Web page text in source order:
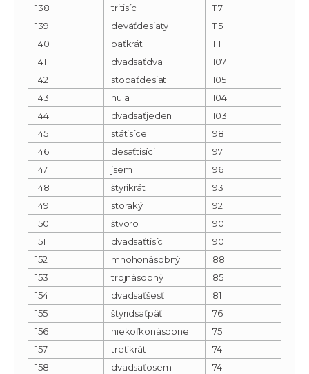
138
tritisíc
117
139
deväťdesiaty
115
140
päťkrát
111
141
dvadsaťdva
107
142
stopäťdesiat
105
143
nula
104
144
dvadsaťjeden
103
145
státisíce
98
146
desaťtisíci
97
147
jsem
96
148
štyrikrát
93
149
storaký
92
150
štvoro
90
151
dvadsaťtisíc
90
152
mnohonásobný
88
153
trojnásobný
85
154
dvadsaťšesť
81
155
štyridsaťpäť
76
156
niekoľkonásobne
75
157
tretíkrát
74
158
dvadsaťosem
74